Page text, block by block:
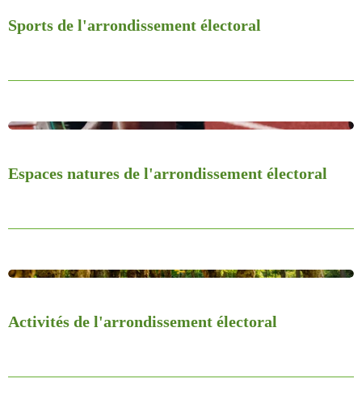
Sports de l'arrondissement électoral
Espaces natures de l'arrondissement électoral
Activités de l'arrondissement électoral